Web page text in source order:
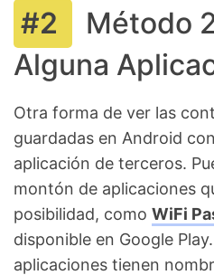
Método
Alguna
Otra forma de ver las
guardadas en Android
aplicación de terceros.
montón de aplicaciones
posibilidad, como WiFi
disponible en Google
aplicaciones tienen